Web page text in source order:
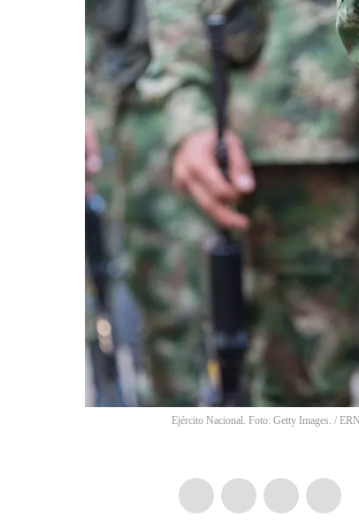
Ejército Nacional. Foto: Getty Images. /